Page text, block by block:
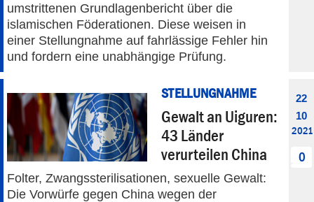
umstrittenen Grundlagenbericht über die
islamischen Föderationen. Diese weisen in
einer Stellungnahme auf fahrlässige Fehler hin
und fordern eine unabhängige Prüfung.
STELLUNGNAHME
Gewalt an Uiguren:
43 Länder
verurteilen China
Folter, Zwangssterilisationen, sexuelle Gewalt:
Die Vorwürfe gegen China wegen der
22
10
2021
0